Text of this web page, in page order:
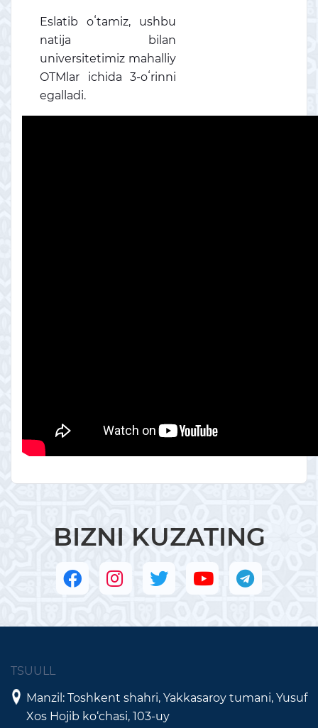
Eslatib oʻtamiz, ushbu
natija bilan
universitetimiz mahalliy
OTMlar ichida 3-oʻrinni
egalladi.
BIZNI KUZATING
TSUULL
Manzil: Toshkent shahri, Yakkasaroy tumani, Yusuf
Xos Hojib ko‘chasi, 103-uy